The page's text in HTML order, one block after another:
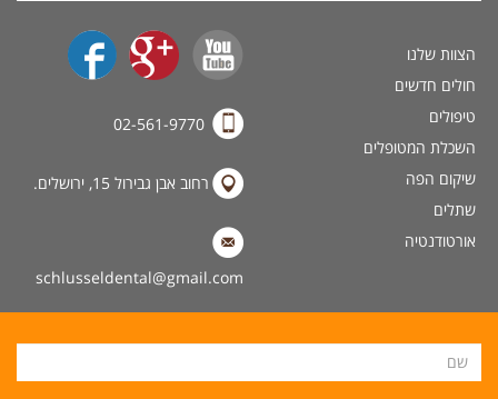
הצוות שלנו
חולים חדשים
טיפולים
השכלת המטופלים
שיקום הפה
שתלים
אורטודנטיה
רחוב אבן גבירול 15, ירושלים.
schlusseldental@gmail.com